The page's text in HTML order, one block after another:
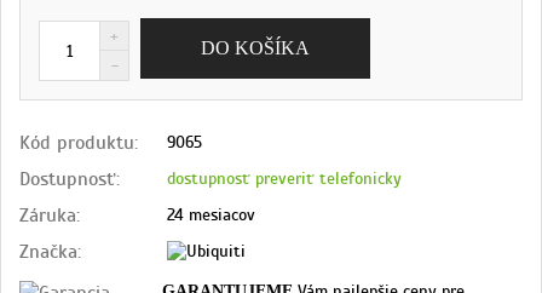
Kód produktu: 9065
Dostupnosť: dostupnosť preveriť telefonicky
Záruka: 24 mesiacov
Značka: